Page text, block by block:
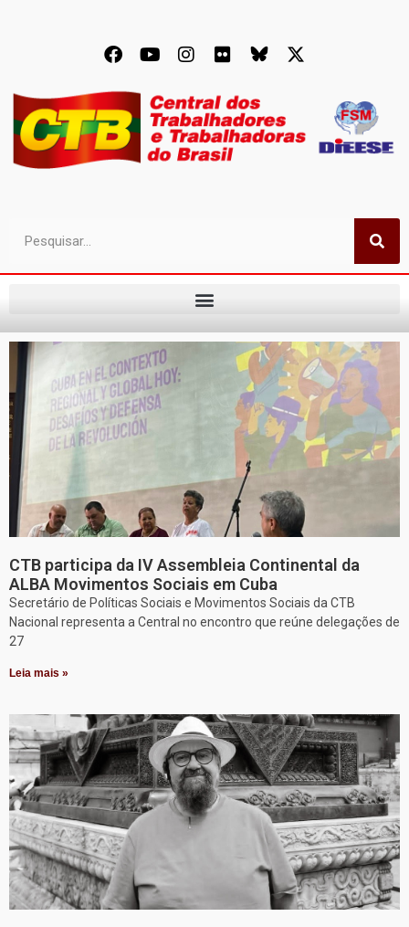
CTB participa da IV Assembleia Continental da
ALBA Movimentos Sociais em Cuba
Secretário de Políticas Sociais e Movimentos Sociais da CTB
Nacional representa a Central no encontro que reúne delegações de
27
Leia mais »